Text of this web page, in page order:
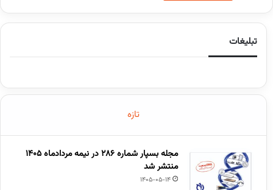
تبلیغات
تازه
مجله بسپار شماره 286 در نیمه مردادماه 1405
منتشر شد
1405-05-14